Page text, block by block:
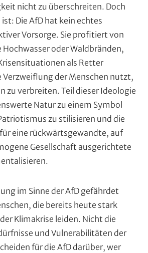
nicht zu überschreiten. Doch
Die AfD hat kein echtes
Vorsorge. Sie profitiert von
oder Waldbränden,
als Retter
Verzweiflung der Menschen nutzt,
zu verbreiten. Teil dieser Ideologie
Natur zu einem Symbol
zu stilisieren und die
eine rückwärtsgewandte, auf
Gesellschaft ausgerichtete
im Sinne der AfD gefährdet
die bereits heute stark
Klimakrise leiden. Nicht die
und Vulnerabilitäten der
für die AfD darüber, wer